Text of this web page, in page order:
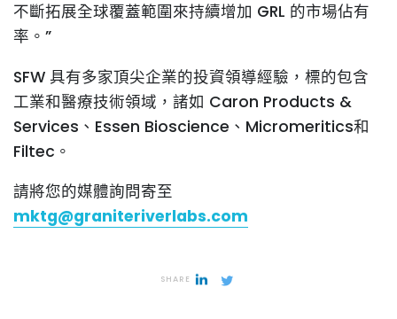
不斷拓展全球覆蓋範圍來持續增加 GRL 的市場佔有
率。”
SFW 具有多家頂尖企業的投資領導經驗，標的包含
工業和醫療技術領域，諸如 Caron Products &
Services、Essen Bioscience、Micromeritics和
Filtec。
請將您的媒體詢問寄至
mktg@graniteriverlabs.com
SHARE